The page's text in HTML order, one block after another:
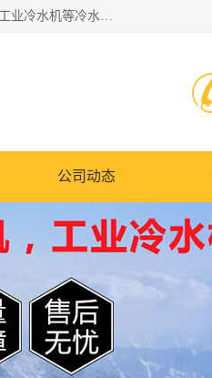
南京康嘉温控设备有限公司是一家工业冷水机厂家，主营产品：低温冷水机、防爆冷水机、工业冷热一体机、工业冷水机等冷水机，公司依托南京工业大学的技术，汇集众多业内技术，不断管理模式，使得我们的产品始终处于国内成员之一水平，在业界享有很高赞誉，是欧洲、北美、中东、东南亚等多个国家和地区。
公司动态